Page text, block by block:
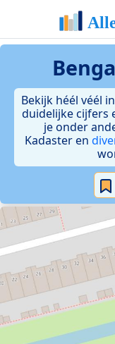
Bekijk héél véél
duidelijke cijfers
je onder
Kadaster en